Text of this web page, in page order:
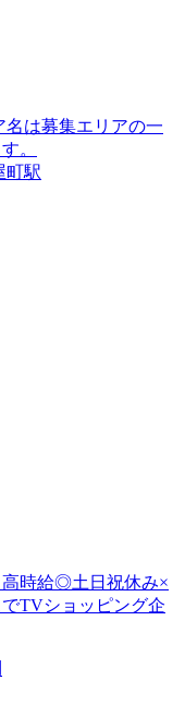
は募集エリアの一
。
町駅
高時給◎土日祝休み×
TVショッピング企